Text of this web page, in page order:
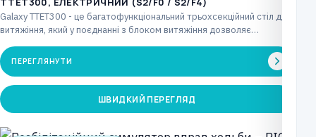
Galaxy TTET300 - це багатофункціональний трьохсекційний стіл для
витяжіння, який у поєднанні з блоком витяжіння дозволяє…
ПЕРЕГЛЯНУТИ
ШВИДКИЙ ПЕРЕГЛЯД